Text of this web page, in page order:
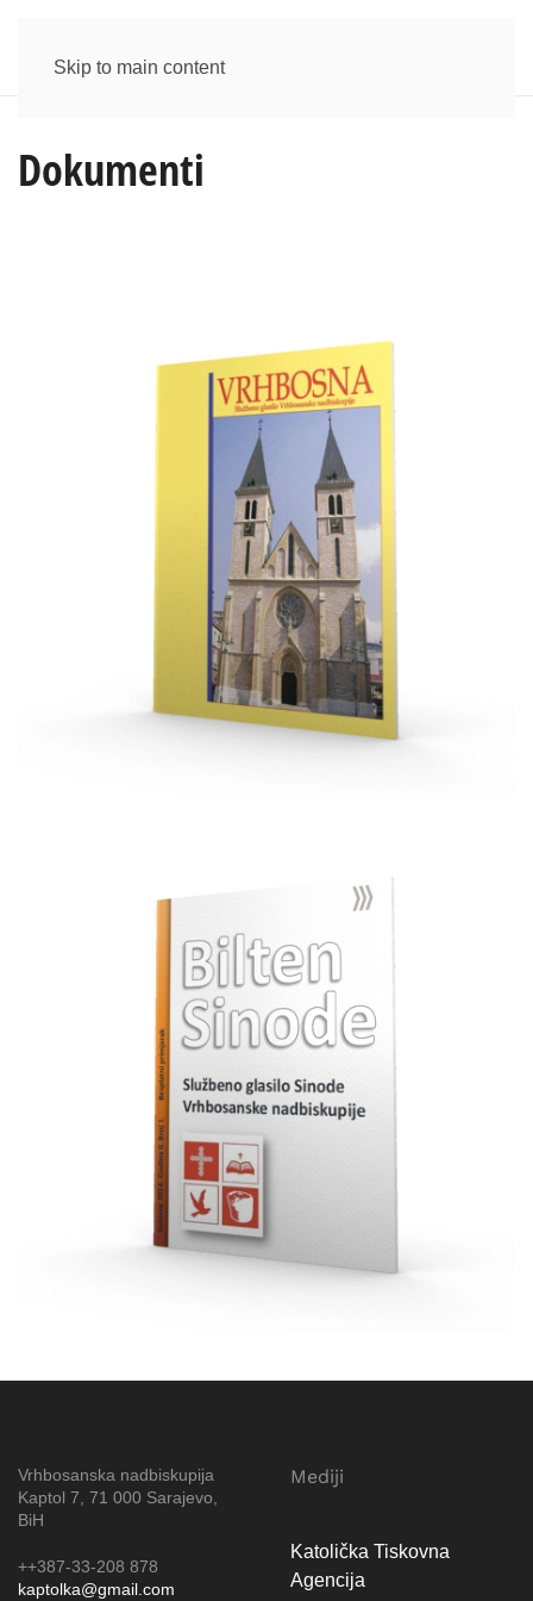
Skip to main content
Dokumenti
Vrhbosanska nadbiskupija
Kaptol 7, 71 000 Sarajevo,
BiH
++387-33-208 878
kaptolka@gmail.com
Mediji
Katolička Tiskovna
Agencija